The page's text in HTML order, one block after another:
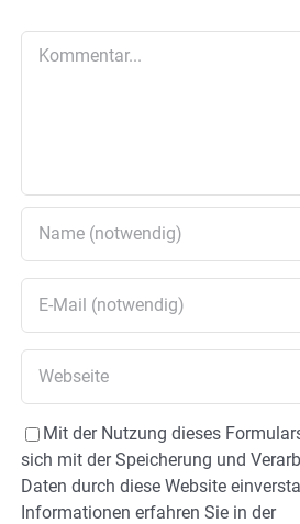
Mit der Nutzung dieses
sich mit der Speicherung und
Daten durch diese Website
Informationen erfahren Sie in der